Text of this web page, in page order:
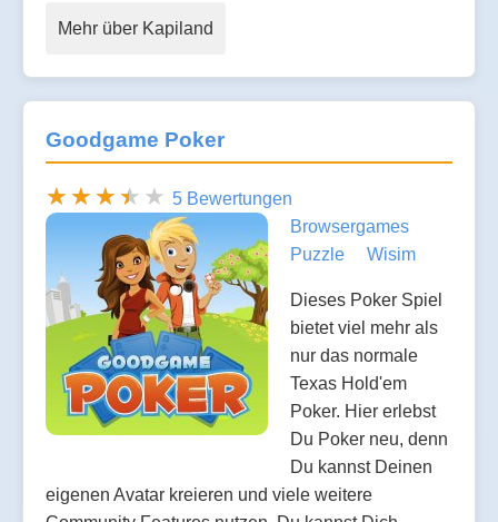
Mehr über Kapiland
Goodgame Poker
5 Bewertungen
Browsergames
Puzzle
Wisim
Dieses Poker Spiel
bietet viel mehr als
nur das normale
Texas Hold'em
Poker. Hier erlebst
Du Poker neu, denn
Du kannst Deinen
eigenen Avatar kreieren und viele weitere